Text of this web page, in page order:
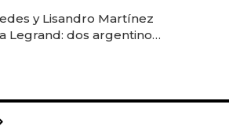
"fast premium"
y Lisandro Martínez
Legrand: dos argentinos